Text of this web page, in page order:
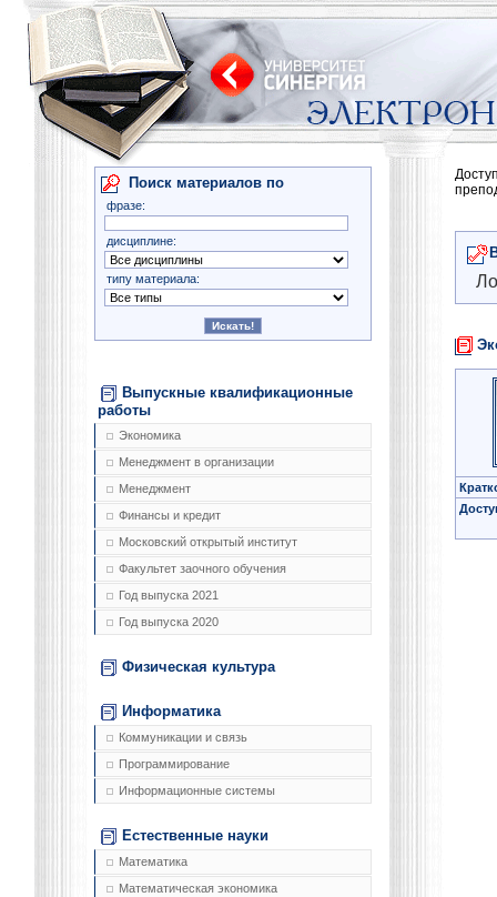
Поиск материалов по
фразе:
дисциплине:
типу материала:
Выпускные квалификационные
работы
Экономика
Менеджмент в организации
Менеджмент
Финансы и кредит
Московский открытый институт
Факультет заочного обучения
Год выпуска 2021
Год выпуска 2020
Физическая культура
Информатика
Коммуникации и связь
Программирование
Информационные системы
Естественные науки
Математика
Математическая экономика